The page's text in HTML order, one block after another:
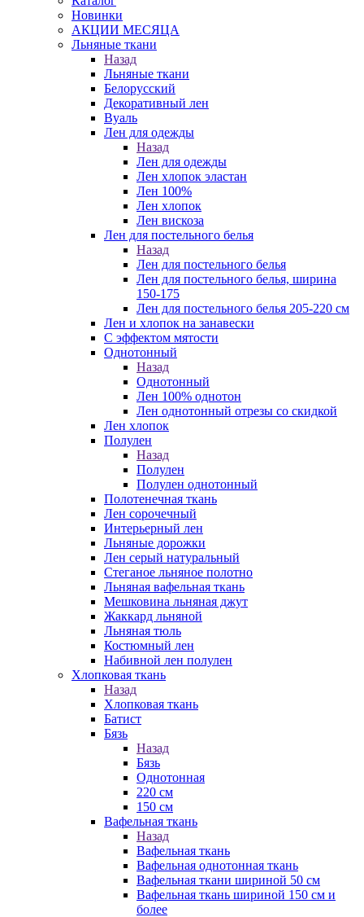
Новинки
АКЦИИ МЕСЯЦА
Льняные ткани
Назад
Льняные ткани
Белорусский
Декоративный лен
Вуаль
Лен для одежды
Назад
Лен для одежды
Лен хлопок эластан
Лен 100%
Лен хлопок
Лен вискоза
Лен для постельного белья
Назад
Лен для постельного белья
Лен для постельного белья, ширина
150-175
Лен для постельного белья 205-220 см
Лен и хлопок на занавески
С эффектом мятости
Однотонный
Назад
Однотонный
Лен 100% однотон
Лен однотонный отрезы со скидкой
Лен хлопок
Полулен
Назад
Полулен
Полулен однотонный
Полотенечная ткань
Лен сорочечный
Интерьерный лен
Льняные дорожки
Лен серый натуральный
Стеганое льняное полотно
Льняная вафельная ткань
Мешковина льняная джут
Жаккард льняной
Льняная тюль
Костюмный лен
Набивной лен полулен
Хлопковая ткань
Назад
Хлопковая ткань
Батист
Бязь
Назад
Бязь
Однотонная
220 см
150 см
Вафельная ткань
Назад
Вафельная ткань
Вафельная однотонная ткань
Вафельная ткани шириной 50 см
Вафельная ткань шириной 150 см и
более